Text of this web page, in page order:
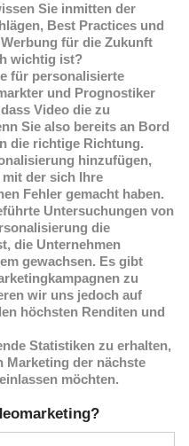
Sie inmitten der
Best Practices und
für die Zukunft
wichtig ist?
für personalisierte
und Prognostiker
Video die zu
Sie also bereits an Bord
die richtige Richtung.
hinzufügen,
der sich Ihre
Fehler gemacht haben.
Untersuchungen von
die
die Unternehmen
gewachsen. Es gibt
zu
wir uns jedoch auf
höchsten Renditen und
Statistiken zu erhalten,
Marketing der nächste
möchten.